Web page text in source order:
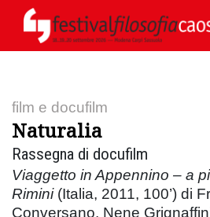
film e docufilm
Naturalia
Rassegna di docufilm
Viaggetto in Appennino – a
Rimini (Italia, 2011, 100’) di
Conversano, Nene